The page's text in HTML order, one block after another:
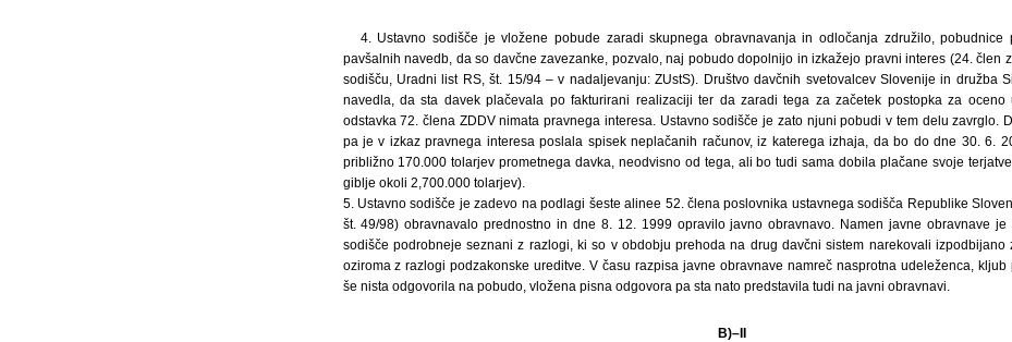
4. Ustavno sodišče je vložene pobude zaradi skupnega obravnavanja in odločanja združilo, pobudnice
pavšalnih navedb, da so davčne zavezanke, pozvalo, naj pobudo dopolnijo in izkažejo pravni interes (24. člen
sodišču, Uradni list RS, št. 15/94 – v nadaljevanju: ZUstS). Društvo davčnih svetovalcev Slovenije in družba
navedla, da sta davek plačevala po fakturirani realizaciji ter da zaradi tega za začetek postopka za oceno
odstavka 72. člena ZDDV nimata pravnega interesa. Ustavno sodišče je zato njuni pobudi v tem delu zavrglo.
pa je v izkaz pravnega interesa poslala spisek neplačanih računov, iz katerega izhaja, da bo do dne 30. 6.
približno 170.000 tolarjev prometnega davka, neodvisno od tega, ali bo tudi sama dobila plačane svoje
giblje okoli 2,700.000 tolarjev).
5. Ustavno sodišče je zadevo na podlagi šeste alinee 52. člena poslovnika ustavnega sodišča Republike
št. 49/98) obravnavalo prednostno in dne 8. 12. 1999 opravilo javno obravnavo. Namen javne obravnave
sodišče podrobneje seznani z razlogi, ki so v obdobju prehoda na drug davčni sistem narekovali izpodbijano
oziroma z razlogi podzakonske ureditve. V času razpisa javne obravnave namreč nasprotna udeleženca, kljub
še nista odgovorila na pobudo, vložena pisna odgovora pa sta nato predstavila tudi na javni obravnavi.
B)–II